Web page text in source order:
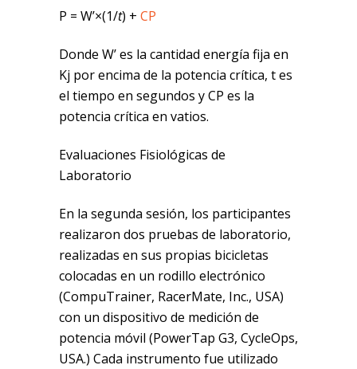
P = W’×(1/t) + CP
Donde W’ es la cantidad energía fija en
Kj por encima de la potencia crítica, t es
el tiempo en segundos y CP es la
potencia crítica en vatios.
Evaluaciones Fisiológicas de
Laboratorio
En la segunda sesión, los participantes
realizaron dos pruebas de laboratorio,
realizadas en sus propias bicicletas
colocadas en un rodillo electrónico
(CompuTrainer, RacerMate, Inc., USA)
con un dispositivo de medición de
potencia móvil (PowerTap G3, CycleOps,
USA.) Cada instrumento fue utilizado